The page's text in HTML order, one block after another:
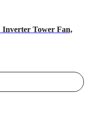
Tower Fan,